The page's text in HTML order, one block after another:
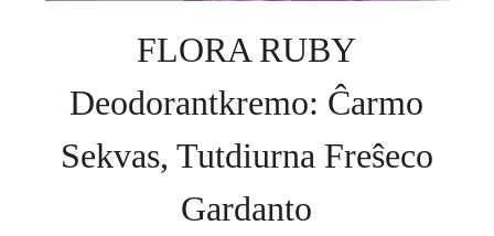
FLORA RUBY
Deodorantkremo: Ĉarmo
Sekvas, Tutdiurna Freŝeco
Gardanto